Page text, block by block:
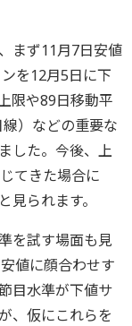
まず11月7日安値
を12月5日に下
限や89日移動平
）などの重要な
した。今後、上
てきた場合に
られます。
を試す場面も見
値に顔合わせす
目水準が下値サ
、仮にこれらを